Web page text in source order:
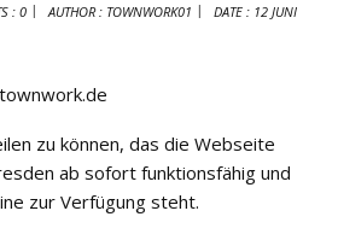
: 0 AUTHOR : TOWNWORK01 DATE : 12 JUNI
zu können, das die Webseite
ab sofort funktionsfähig und
zur Verfügung steht.